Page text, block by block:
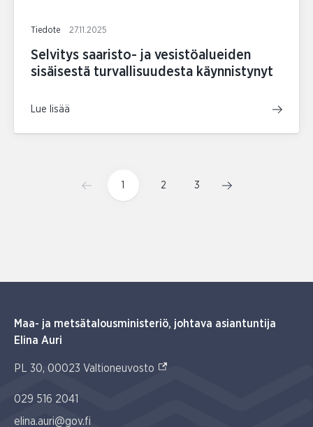
Tiedote 27.11.2025
Selvitys saaristo- ja vesistöalueiden
sisäisestä turvallisuudesta käynnistynyt
Lue lisää
1 2 3
Maa- ja metsätalousministeriö, johtava asiantuntija
Elina Auri
PL 30, 00023 Valtioneuvosto (Ulkoinen linkki)
029 516 2041
elina.auri@gov.fi